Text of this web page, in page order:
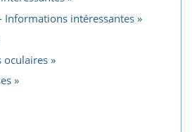
Informations intéressantes
oculaires